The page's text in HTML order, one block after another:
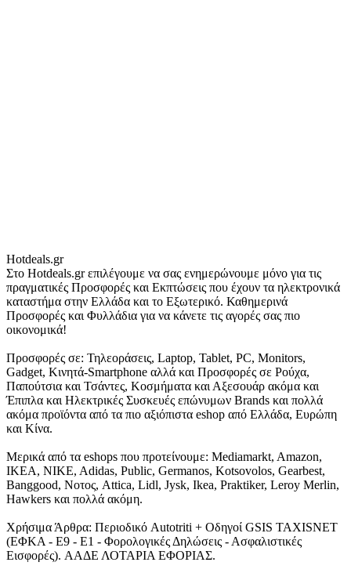
Hotdeals.gr
Στο Hotdeals.gr επιλέγουμε να σας ενημερώνουμε μόνο για τις
πραγματικές Προσφορές και Εκπτώσεις που έχουν τα ηλεκτρονικά
καταστήμα στην Ελλάδα και το Εξωτερικό. Καθημερινά
Προσφορές και Φυλλάδια για να κάνετε τις αγορές σας πιο
οικονομικά!
Προσφορές σε: Τηλεοράσεις, Laptop, Tablet, PC, Monitors,
Gadget, Κινητά-Smartphone αλλά και Προσφορές σε Ρούχα,
Παπούτσια και Τσάντες, Κοσμήματα και Αξεσουάρ ακόμα και
Έπιπλα και Ηλεκτρικές Συσκευές επώνυμων Brands και πολλά
ακόμα προϊόντα από τα πιο αξιόπιστα eshop από Ελλάδα, Ευρώπη
και Κίνα.
Μερικά από τα eshops που προτείνουμε: Mediamarkt, Amazon,
IKEA, NIKE, Adidas, Public, Germanos, Kotsovolos, Gearbest,
Banggood, Νοτος, Attica, Lidl, Jysk, Ikea, Praktiker, Leroy Merlin,
Hawkers και πολλά ακόμη.
Χρήσιμα Άρθρα: Περιοδικό Autotriti + Οδηγοί GSIS TAXISNET
(ΕΦΚΑ - Ε9 - Ε1 - Φορολογικές Δηλώσεις - Ασφαλιστικές
Εισφορές). ΑΑΔΕ ΛΟΤΑΡΙΑ ΕΦΟΡΙΑΣ.